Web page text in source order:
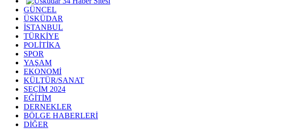
GÜNCEL
ÜSKÜDAR
İSTANBUL
TÜRKİYE
POLİTİKA
SPOR
YAŞAM
EKONOMİ
KÜLTÜR/SANAT
SEÇİM 2024
EĞİTİM
DERNEKLER
BÖLGE HABERLERİ
DİĞER